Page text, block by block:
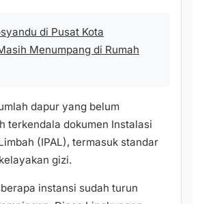
di Pusat Kota
Menumpang di Rumah
dapur yang belum
terkendala dokumen Instalasi
(IPAL), termasuk standar
gizi.
instansi sudah turun